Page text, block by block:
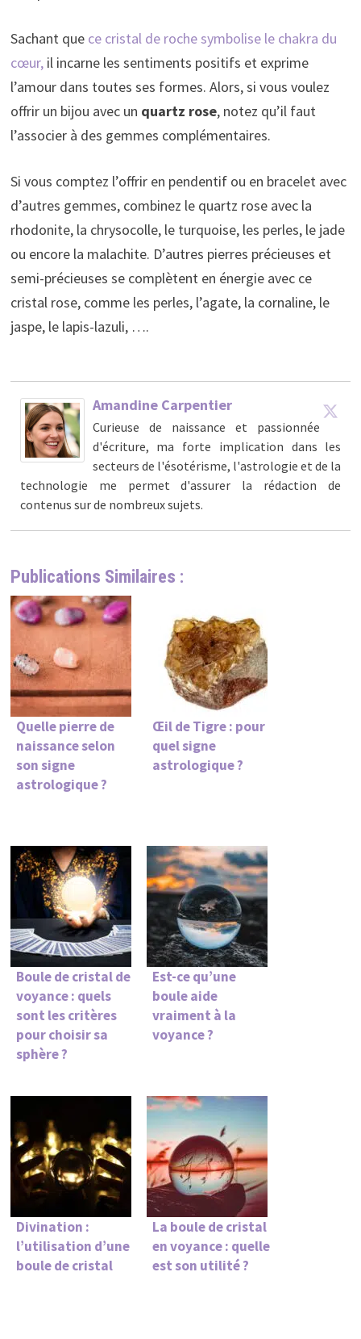
Sachant que ce cristal de roche symbolise le chakra du
cœur,il incarne les sentiments positifs et exprime
l’amour dans toutes ses formes. Alors, si vous voulez
offrir un bijou avec un quartz rose, notez qu’il faut
l’associer à des gemmes complémentaires.
Si vous comptez l’offrir en pendentif ou en bracelet avec
d’autres gemmes, combinez le quartz rose avec la
rhodonite, la chrysocolle, le turquoise, les perles, le jade
ou encore la malachite. D’autres pierres précieuses et
semi-précieuses se complètent en énergie avec ce
cristal rose, comme les perles, l’agate, la cornaline, le
jaspe, le lapis-lazuli, ….
Amandine Carpentier
Curieuse de naissance et passionnée
d'écriture, ma forte implication dans les
secteurs de l'ésotérisme, l'astrologie et de la
technologie me permet d'assurer la rédaction de
contenus sur de nombreux sujets.
Publications Similaires :
Quelle pierre de
naissance selon
son signe
astrologique ?
Œil de Tigre : pour
quel signe
astrologique ?
Boule de cristal de
voyance : quels
sont les critères
pour choisir sa
sphère ?
Est-ce qu’une
boule aide
vraiment à la
voyance ?
Divination :
l’utilisation d’une
boule de cristal
La boule de cristal
en voyance : quelle
est son utilité ?